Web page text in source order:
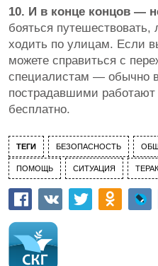
10. И в конце концов —
бояться путешествовать,
ходить по улицам. Если
можете справиться с
специалистам — обычно
пострадавшими работают
бесплатно.
ТЕГИ БЕЗОПАСНОСТЬ
ПОМОЩЬ СИТУАЦИЯ